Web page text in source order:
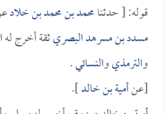
قوله: [ حدثنامحمد بن محمد بن خلاد
مسدد بن مسرهد البصريثقة أخرج له
والترمذيوالنسائي.
[عنأمية بن خالد].